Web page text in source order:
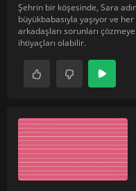
Şehrin bir köşesinde, Sara
büyükbabasıyla yaşıyor ve
arkadaşları sorunları
ihtiyaçları olabilir.